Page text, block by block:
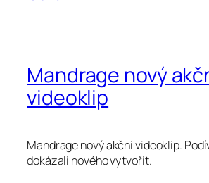
Mandrage nový
videoklip
Mandrage nový akční videoklip.
dokázali nového vytvořit.